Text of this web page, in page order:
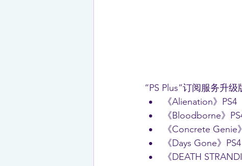
“PS Plus”订阅服务升
《Alienation》PS4
《Bloodborne》
《Concrete Genie
《Days Gone》PS4
《DEATH